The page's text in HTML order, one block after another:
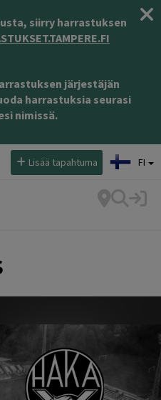
siirry harrastuksen
järjestäjän
harrastuksia seurasi
nimissä.
Lisää tapahtuma FI